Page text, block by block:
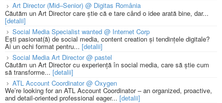
Art Director (Mid–Senior) @ Digitas România
Căutăm un Art Director care știe că e tare când o idee arată bine, dar...
[detalii]
Social Media Specialist wanted @ Internet Corp
Ești pasionat(ă) de social media, content creation și tendințele digitale?
Ai un ochi format pentru... [detalii]
Social Media Art Director @ pastel
Căutăm un Art Director cu experiență în social media, care să știe cum
să transforme... [detalii]
ATL Account Coordinator @ Oxygen
We’re looking for an ATL Account Coordinator – an organized, proactive,
and detail-oriented professional eager... [detalii]